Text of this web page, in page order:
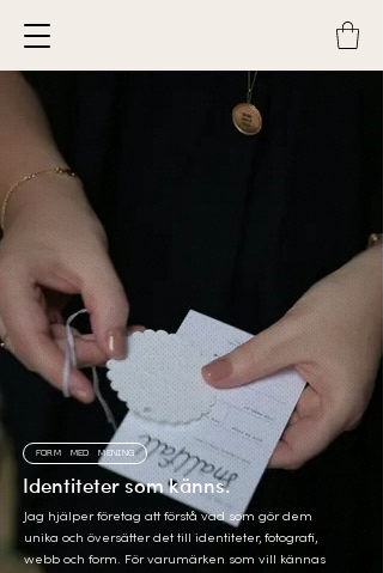
FORM MED MENING
Identiteter som känns.
Jag hjälper företag att förstå vad som gör dem
unika och översätter det till identiteter, fotografi,
webb och form. För varumärken som vill kännas